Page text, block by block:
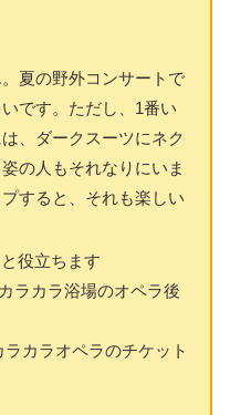
夏の野外コンサートで
です。ただし、1番い
、ダークスーツにネク
の人もそれなりにいま
すると、それも楽しい
役立ちます
カラカラ浴場のオペラ後
ラカラオペラのチケット